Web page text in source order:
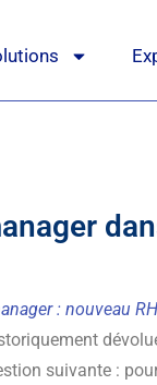
: nouveau
suivante :